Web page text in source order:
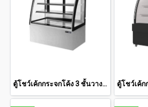
ตู้โชว์เค้กกระจกโค้ง 3 ชั้นวาง กว้าง 90 ซม. สีสแตนเลส SANDEN 12.5 คิว SKC-0903G